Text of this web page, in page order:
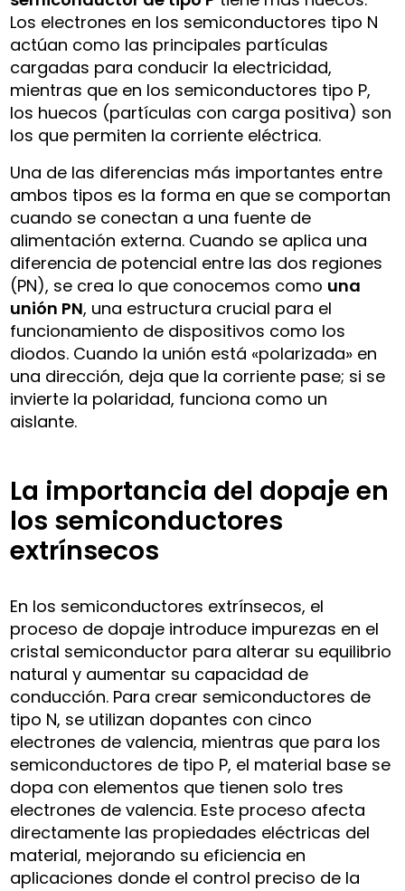
Los electrones en los semiconductores tipo N
actúan como las principales partículas
cargadas para conducir la electricidad,
mientras que en los semiconductores tipo P,
los huecos (partículas con carga positiva) son
los que permiten la corriente eléctrica.
Una de las diferencias más importantes entre
ambos tipos es la forma en que se comportan
cuando se conectan a una fuente de
alimentación externa. Cuando se aplica una
diferencia de potencial entre las dos regiones
(PN), se crea lo que conocemos como una
unión PN, una estructura crucial para el
funcionamiento de dispositivos como los
diodos. Cuando la unión está «polarizada» en
una dirección, deja que la corriente pase; si se
invierte la polaridad, funciona como un
aislante.
La importancia del dopaje en
los semiconductores
extrínsecos
En los semiconductores extrínsecos, el
proceso de dopaje introduce impurezas en el
cristal semiconductor para alterar su equilibrio
natural y aumentar su capacidad de
conducción. Para crear semiconductores de
tipo N, se utilizan dopantes con cinco
electrones de valencia, mientras que para los
semiconductores de tipo P, el material base se
dopa con elementos que tienen solo tres
electrones de valencia. Este proceso afecta
directamente las propiedades eléctricas del
material, mejorando su eficiencia en
aplicaciones donde el control preciso de la